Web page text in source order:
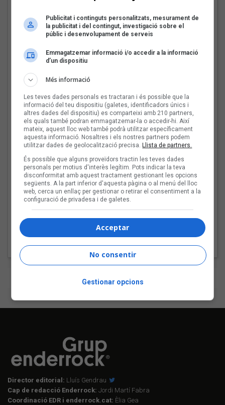
descobreix els
Tot a punt per la Plaça
del Folk 2026
Les veus dels himnes del
futbol català: Carles
Cases
Tweets by enderrock
Director editorial: Lluís Gendrau
Cap de redacció Enderrock: Jordi Martí Fabra
Coordinació EDR i enderrock.cat: Èlia Gea
Publicitat i continguts personalitzats, mesurament de
la publicitat i del contingut, investigació sobre el
públic i desenvolupament de serveis
Emmagatzemar informació i/o accedir a la informació
d’un dispositiu
Més informació
Les teves dades personals es tractaran i és possible que la
informació del teu dispositiu (galetes, identificadors únics i
altres dades del dispositiu) es comparteixi amb 210 partners,
els quals també podran emmagatzemar-la o accedir-hi. Així
mateix, aquest lloc web també podrà utilitzar específicament
aquesta informació. Nosaltres i els nostres partners podem
utilitzar dades de geolocalització precisa.Llista de partners.
És possible que alguns proveïdors tractin les teves dades
personals per motius d'interès legítim. Pots indicar la teva
disconformitat amb aquest tractament gestionant les opcions
següents. A la part inferior d'aquesta pàgina o al menú del lloc
web, cerca un enllaç per gestionar o retirar el consentiment a la
configuració de privadesa i de galetes.
Acceptar
No consentir
Gestionar opcions